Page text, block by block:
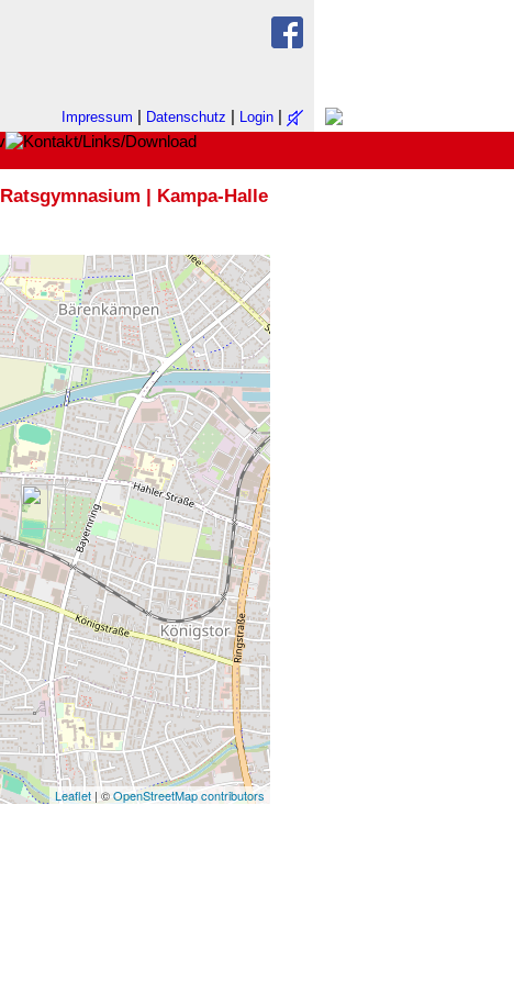
Impressum | Datenschutz | Login |
Ratsgymnasium | Kampa-Halle
Leaflet | ©OpenStreetMap contributors